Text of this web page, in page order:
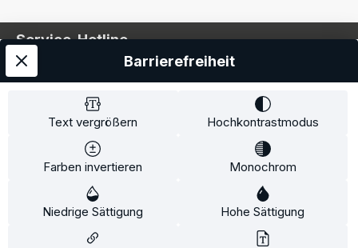
Service-Hotline
Service
Information
* Alle Preise inkl. gesetzl. Mehrwertsteuer zzgl.
und ggf. Nachnahmegebühren, wenn
Text vergrößern Hochkontrastmodus
Farben invertieren Monochrom
Niedrige Sättigung Hohe Sättigung
Barrierefreiheit